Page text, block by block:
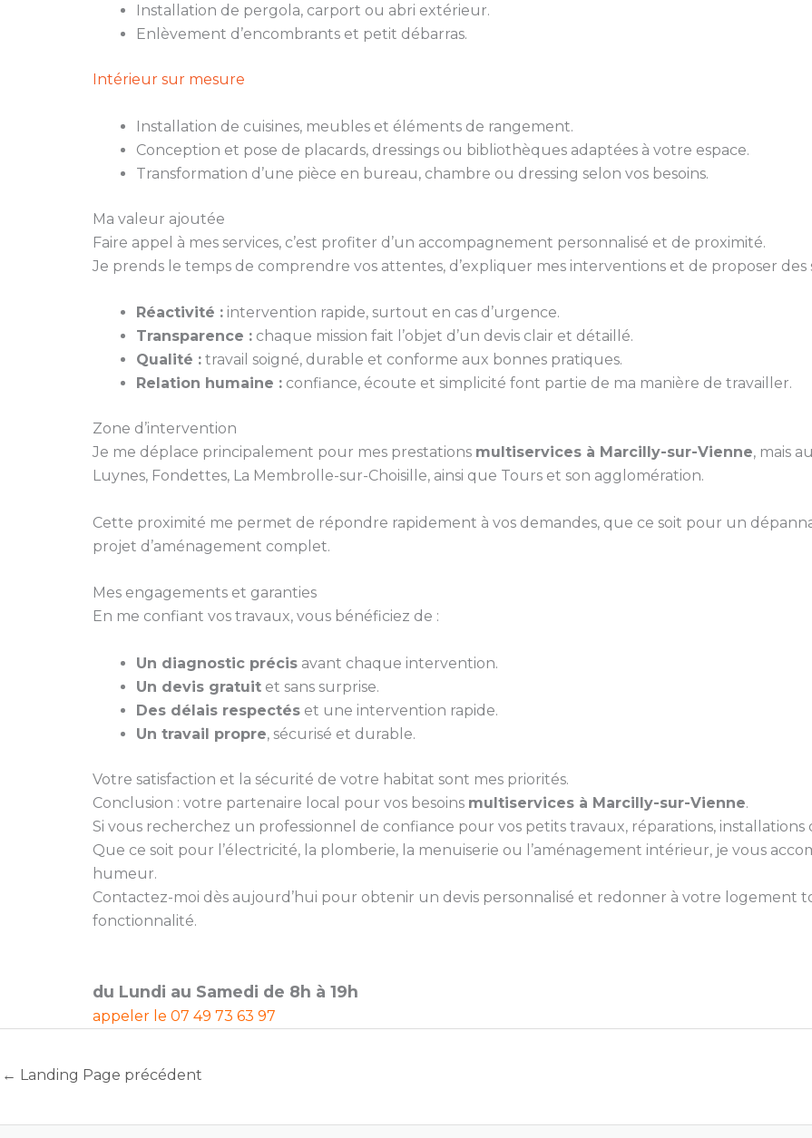
Installation de pergola, carport ou abri extérieur.
Enlèvement d’encombrants et petit débarras.
Intérieur sur mesure
Installation de cuisines, meubles et éléments de rangement.
Conception et pose de placards, dressings ou bibliothèques adaptées à votre espace.
Transformation d’une pièce en bureau, chambre ou dressing selon vos besoins.
Ma valeur ajoutée
Faire appel à mes services, c’est profiter d’un accompagnement personnalisé et de proximité.
Je prends le temps de comprendre vos attentes, d’expliquer mes interventions et de proposer
Réactivité : intervention rapide, surtout en cas d’urgence.
Transparence : chaque mission fait l’objet d’un devis clair et détaillé.
Qualité : travail soigné, durable et conforme aux bonnes pratiques.
Relation humaine : confiance, écoute et simplicité font partie de ma manière de travailler.
Zone d’intervention
Je me déplace principalement pour mes prestations multiservices à Marcilly-sur-Vienne, mais
Luynes, Fondettes, La Membrolle-sur-Choisille, ainsi que Tours et son agglomération.
Cette proximité me permet de répondre rapidement à vos demandes, que ce soit pour un
projet d’aménagement complet.
Mes engagements et garanties
En me confiant vos travaux, vous bénéficiez de :
Un diagnostic précis avant chaque intervention.
Un devis gratuit et sans surprise.
Des délais respectés et une intervention rapide.
Un travail propre, sécurisé et durable.
Votre satisfaction et la sécurité de votre habitat sont mes priorités.
Conclusion : votre partenaire local pour vos besoins multiservices à Marcilly-sur-Vienne.
Si vous recherchez un professionnel de confiance pour vos petits travaux, réparations, installations
Que ce soit pour l’électricité, la plomberie, la menuiserie ou l’aménagement intérieur, je vous
humeur.
Contactez-moi dès aujourd’hui pour obtenir un devis personnalisé et redonner à votre logement
fonctionnalité.
du Lundi au Samedi de 8h à 19h
appeler le 07 49 73 63 97
← Landing Page précédent